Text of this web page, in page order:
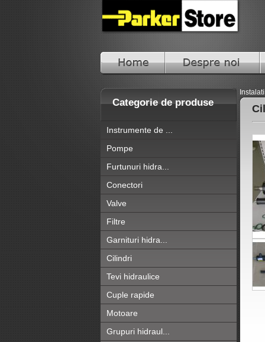
Categorie de produse
Instrumente de ...
Pompe
Furtunuri hidra...
Conectori
Valve
Filtre
Garnituri hidra...
Cilindri
Tevi hidraulice
Cuple rapide
Motoare
Grupuri hidraul...